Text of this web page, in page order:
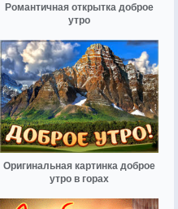
Романтичная открытка доброе
утро
Оригинальная картинка доброе
утро в горах